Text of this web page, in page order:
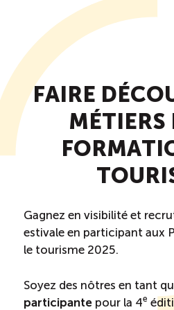
Répertoire des publications
Saisonnalité des emplois
Outils et ressources
Portail RH
Descriptions de fonction
Balados
Diffusion d’offres d’emploi
Programmes d’aide et
FAIRE
MÉTIERS
Gagnez en visibilité et
estivale en participant aux
le tourisme 2025.
Soyez des nôtres en tant
participante pour la 4e